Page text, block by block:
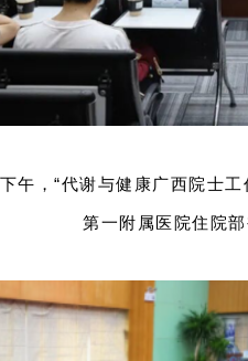
午，“代谢与健康广西院士
第一附属医院住院